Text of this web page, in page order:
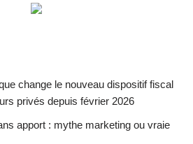
change le nouveau dispositif fiscal
privés depuis février 2026
apport : mythe marketing ou vraie